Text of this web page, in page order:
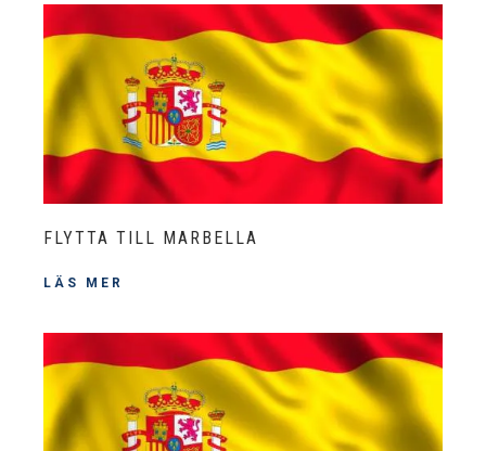
FLYTTA TILL MARBELLA
LÄS MER